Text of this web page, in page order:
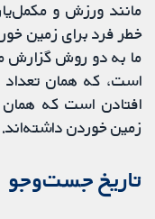
خطر فرد برای زمین
ما به دو روش گزارش
است، که همان تعداد
افتادن است که همان
زمین خوردن داشته‌اند.
تاریخ جست‌وجو